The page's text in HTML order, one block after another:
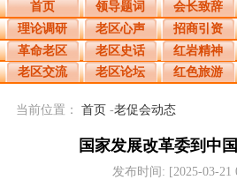
首页 领导题词 会长致辞
理论调研
老区心声 招商引资
革命老区
老区史话 红岩精神
老区交流
老区论坛 红色旅游
当前位置： 首页 -老促会动态
国家发展改革委到中
发布时间: [2025-03-21